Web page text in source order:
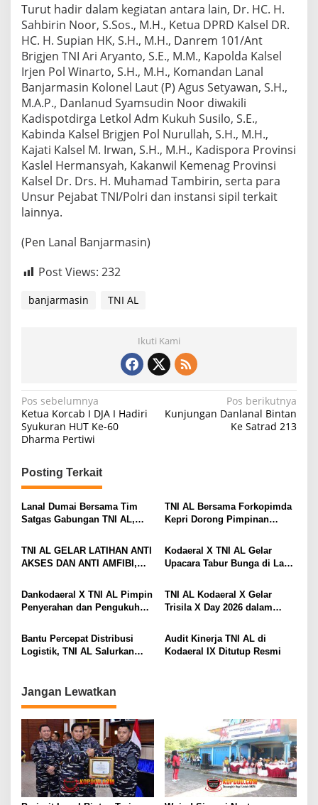
d
i
T
M
P
H
a
s
s
a
n
B
a
r
y
Turut hadir dalam kegiatan antara lain, Dr. HC. H.
Sahbirin Noor, S.Sos., M.H., Ketua DPRD Kalsel DR.
HC. H. Supian HK, S.H., M.H., Danrem 101/Ant
Brigjen TNI Ari Aryanto, S.E., M.M., Kapolda Kalsel
Irjen Pol Winarto, S.H., M.H., Komandan Lanal
Banjarmasin Kolonel Laut (P) Agus Setyawan, S.H.,
M.A.P., Danlanud Syamsudin Noor diwakili
Kadispotdirga Letkol Adm Kukuh Susilo, S.E.,
Kabinda Kalsel Brigjen Pol Nurullah, S.H., M.H.,
Kajati Kalsel M. Irwan, S.H., M.H., Kadispora Provinsi
Kaslel Hermansyah, Kakanwil Kemenag Provinsi
Kalsel Dr. Drs. H. Muhamad Tambirin, serta para
Unsur Pejabat TNI/Polri dan instansi sipil terkait
lainnya.
(Pen Lanal Banjarmasin)
Post Views: 232
banjarmasin TNI AL
Ikuti Kami
N
a
v
i
g
a
s
i
p
s
Pos sebelumnya
Ketua Korcab I DJA I Hadiri
Syukuran HUT Ke-60
Dharma Pertiwi
Pos berikutnya
Kunjungan Danlanal Bintan
Ke Satrad 213
Posting Terkait
Lanal Dumai Bersama Tim
Satgas Gabungan TNI AL,
Penyelundupan 200 Ton
Arang Bakau di Perairan
Kepulauan Meranti
TNI AL Bersama Forkopimda
Kepri Dorong Pimpinan
Pembayaran Zakat
TNI AL GELAR LATIHAN ANTI
AKSES DAN ANTI AMFIBI,
TANGKAPAN TIMAH DAN
LOGAM TANAH JARANG
SENILAI RP 173,6 MILYAR
Kodaeral X TNI AL Gelar
Upacara Tabur Bunga di Laut
Samudera 2026
Dankodaeral X TNI AL Pimpin
Penyerahan dan Pengukuhan
Lingkungan Kodaeral X
TNI AL Kodaeral X Gelar
Trisila X Day 2026 dalam
Samudera
Bantu Percepat Distribusi
Logistik, TNI AL Salurkan
Aceh
Audit Kinerja TNI AL di
Kodaeral IX Ditutup Resmi
Jangan Lewatkan